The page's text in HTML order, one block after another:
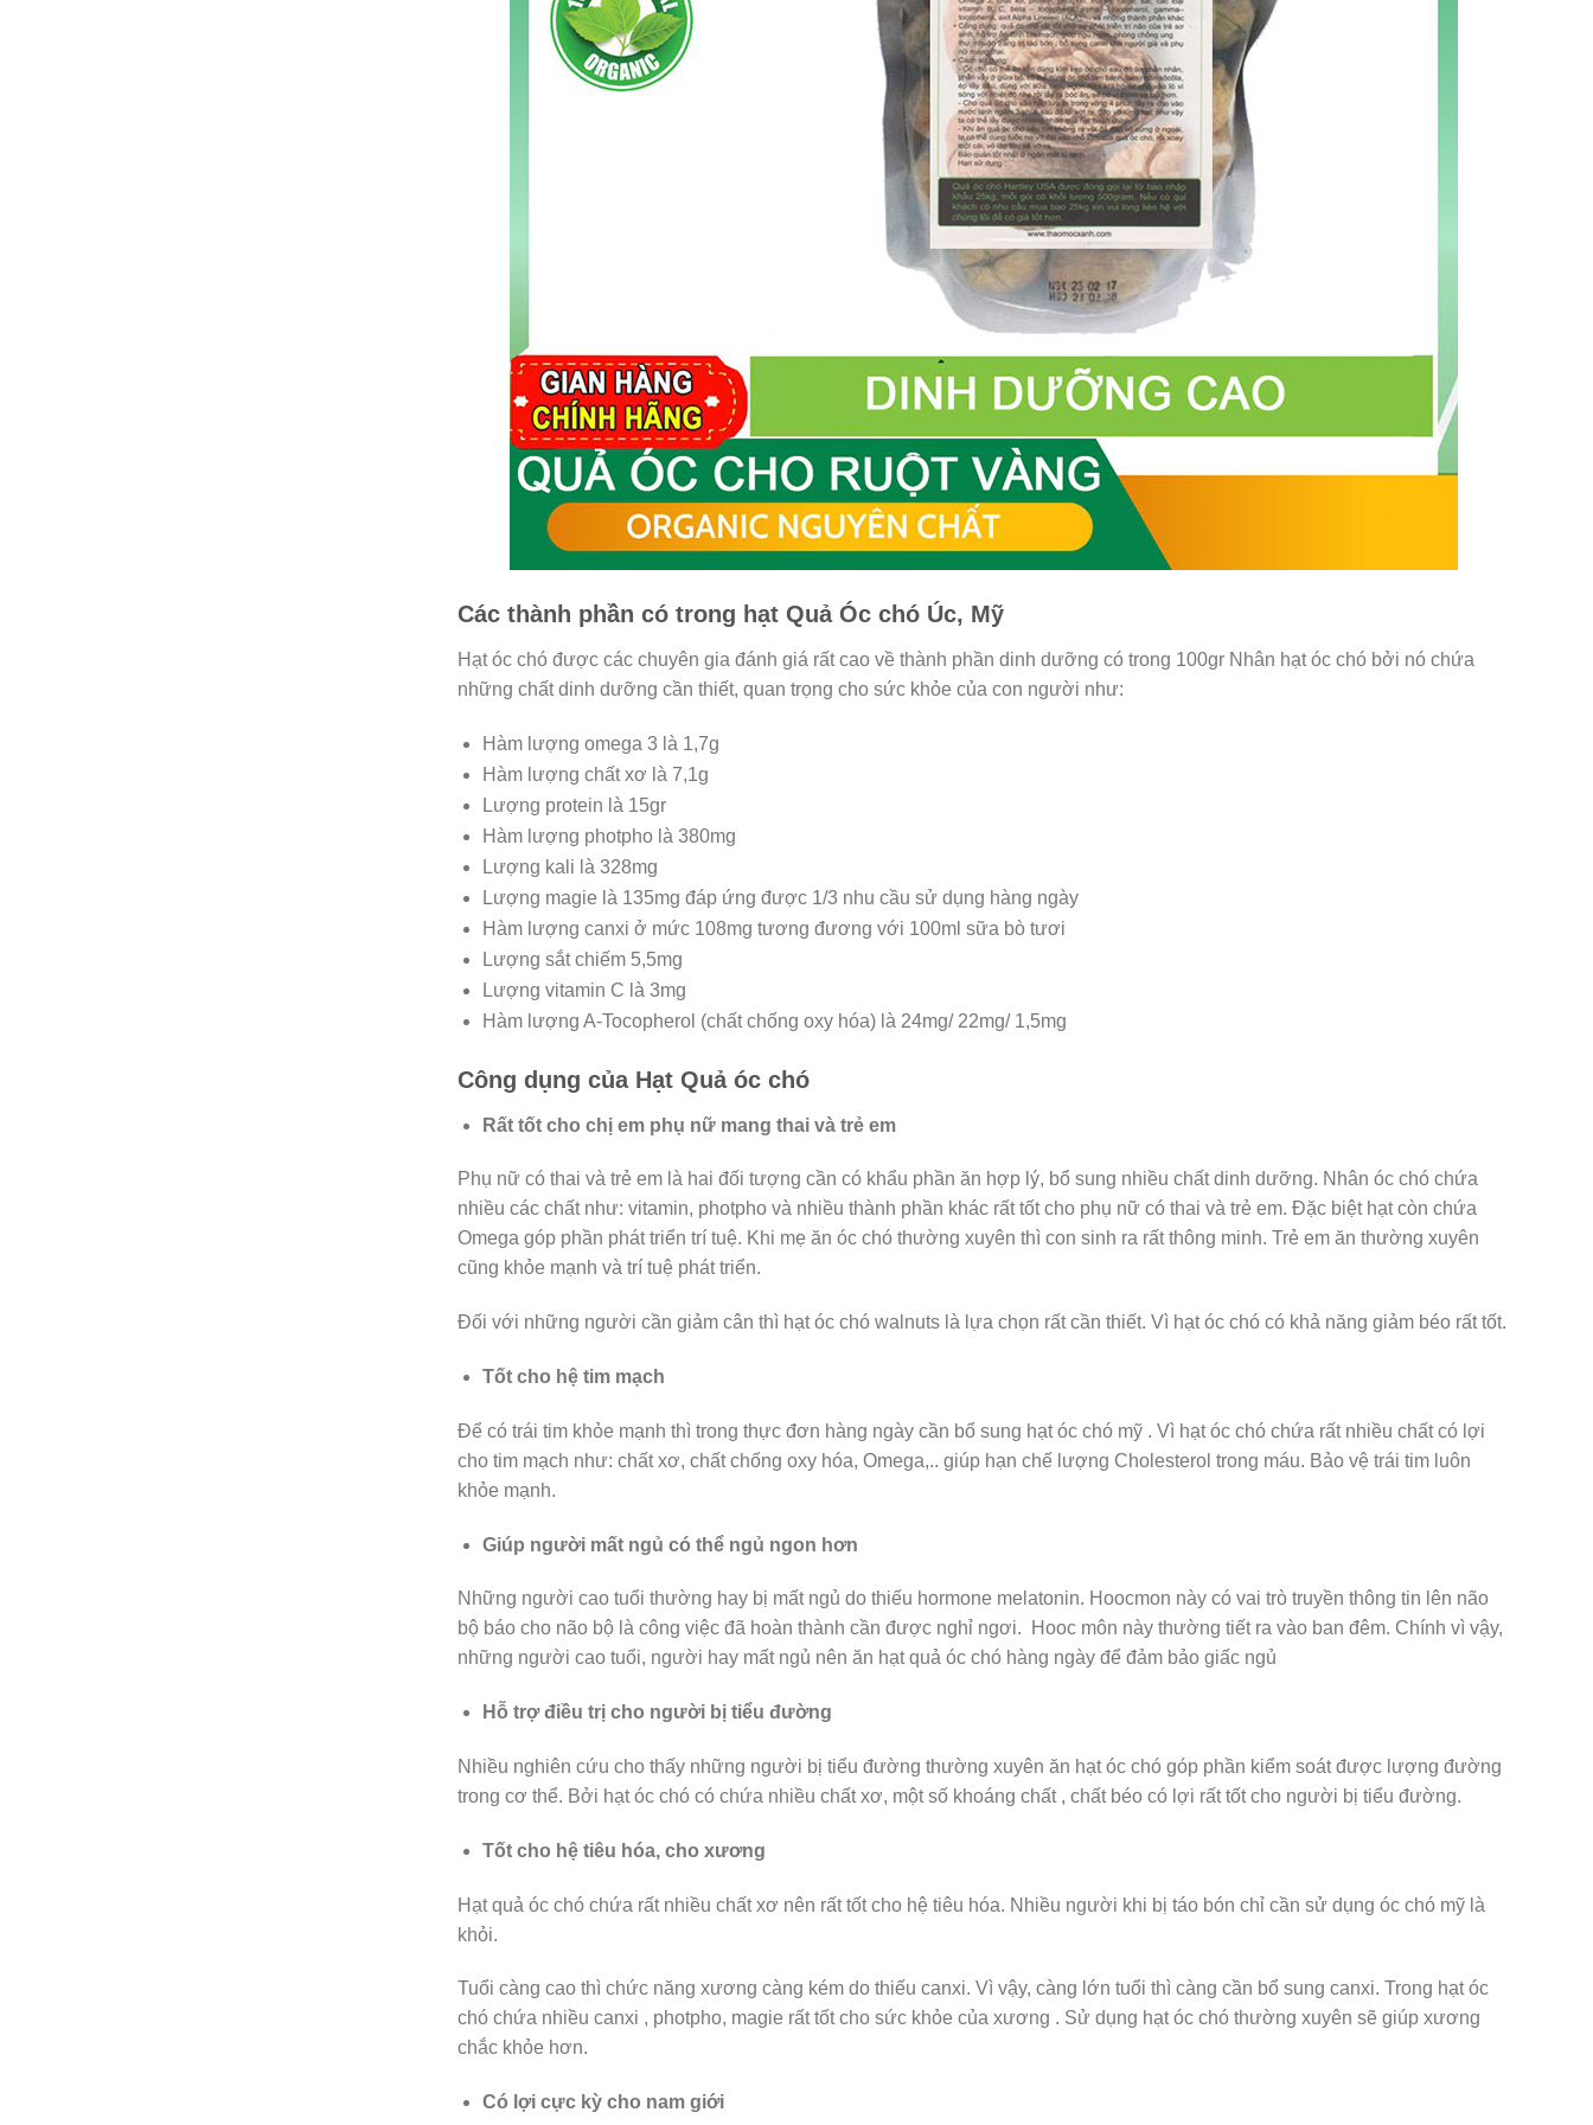
Các thành phần có trong hạt Quả Óc chó Úc, Mỹ
Hạt óc chó được các chuyên gia đánh giá rất cao về thành phần dinh dưỡng có trong 100gr Nhân hạt óc chó bởi nó chứa
những chất dinh dưỡng cần thiết, quan trọng cho sức khỏe của con người như:
Hàm lượng omega 3 là 1,7g
Hàm lượng chất xơ là 7,1g
Lượng protein là 15gr
Hàm lượng photpho là 380mg
Lượng kali là 328mg
Lượng magie là 135mg đáp ứng được 1/3 nhu cầu sử dụng hàng ngày
Hàm lượng canxi ở mức 108mg tương đương với 100ml sữa bò tươi
Lượng sắt chiếm 5,5mg
Lượng vitamin C là 3mg
Hàm lượng A-Tocopherol (chất chống oxy hóa) là 24mg/ 22mg/ 1,5mg
Công dụng của Hạt Quả óc chó
Rất tốt cho chị em phụ nữ mang thai và trẻ em
Phụ nữ có thai và trẻ em là hai đối tượng cần có khẩu phần ăn hợp lý, bổ sung nhiều chất dinh dưỡng. Nhân óc chó chứa
nhiều các chất như: vitamin, photpho và nhiều thành phần khác rất tốt cho phụ nữ có thai và trẻ em. Đặc biệt hạt còn chứa
Omega góp phần phát triển trí tuệ. Khi mẹ ăn óc chó thường xuyên thì con sinh ra rất thông minh. Trẻ em ăn thường xuyên
cũng khỏe mạnh và trí tuệ phát triển.
Đối với những người cần giảm cân thì hạt óc chó walnuts là lựa chọn rất cần thiết. Vì hạt óc chó có khả năng giảm béo rất tốt.
Tốt cho hệ tim mạch
Để có trái tim khỏe mạnh thì trong thực đơn hàng ngày cần bổ sung hạt óc chó mỹ . Vì hạt óc chó chứa rất nhiều chất có lợi
cho tim mạch như: chất xơ, chất chống oxy hóa, Omega,.. giúp hạn chế lượng Cholesterol trong máu. Bảo vệ trái tim luôn
khỏe mạnh.
Giúp người mất ngủ có thể ngủ ngon hơn
Những người cao tuổi thường hay bị mất ngủ do thiếu hormone melatonin. Hoocmon này có vai trò truyền thông tin lên não
bộ báo cho não bộ là công việc đã hoàn thành cần được nghỉ ngơi. Hooc môn này thường tiết ra vào ban đêm. Chính vì vậy,
những người cao tuổi, người hay mất ngủ nên ăn hạt quả óc chó hàng ngày để đảm bảo giấc ngủ
Hỗ trợ điều trị cho người bị tiểu đường
Nhiều nghiên cứu cho thấy những người bị tiểu đường thường xuyên ăn hạt óc chó góp phần kiểm soát được lượng đường
trong cơ thể. Bởi hạt óc chó có chứa nhiều chất xơ, một số khoáng chất , chất béo có lợi rất tốt cho người bị tiểu đường.
Tốt cho hệ tiêu hóa, cho xương
Hạt quả óc chó chứa rất nhiều chất xơ nên rất tốt cho hệ tiêu hóa. Nhiều người khi bị táo bón chỉ cần sử dụng óc chó mỹ là
khỏi.
Tuổi càng cao thì chức năng xương càng kém do thiếu canxi. Vì vậy, càng lớn tuổi thì càng cần bổ sung canxi. Trong hạt óc
chó chứa nhiều canxi , photpho, magie rất tốt cho sức khỏe của xương . Sử dụng hạt óc chó thường xuyên sẽ giúp xương
chắc khỏe hơn.
Có lợi cực kỳ cho nam giới